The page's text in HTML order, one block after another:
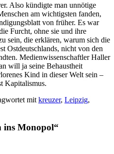
Also kündigte man unnötige
am wichtigsten fanden,
von früher. Es war
Furcht, ohne sie und ihre
sein, die erklären, warum sich die
Ostdeutschlands, nicht von den
Medienwissenschaftler Haller
will ja seine Behaustheit
Kind in dieser Welt sein –
Kapitalismus.
mit kreuzer, Leipzig,
ins Monopol“